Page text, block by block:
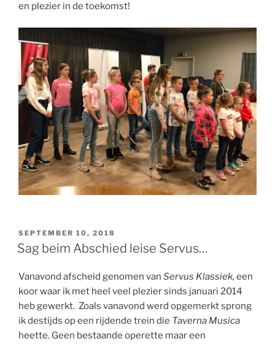
en plezier in de toekomst!
GEPLAATST
OP
SEPTEMBER 10, 2018
Sag beim Abschied leise Servus…
Vanavond afscheid genomen van Servus Klassiek, een
koor waar ik met heel veel plezier sinds januari 2014
heb gewerkt. Zoals vanavond werd opgemerkt sprong
ik destijds op een rijdende trein die Taverna Musica
heette. Geen bestaande operette maar een